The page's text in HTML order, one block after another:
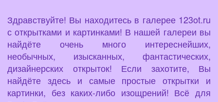
Здравствуйте! Вы находитесь в галерее 123ot.ru
с открытками и картинками! В нашей галереи вы
найдёте очень много интереснейших,
необычных, изысканных, фантастических,
дизайнерских открыток! Если захотите, Вы
найдёте здесь и самые простые открытки и
картинки, без каких-либо изощрений! Всё для